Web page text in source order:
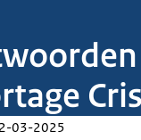
03-2025